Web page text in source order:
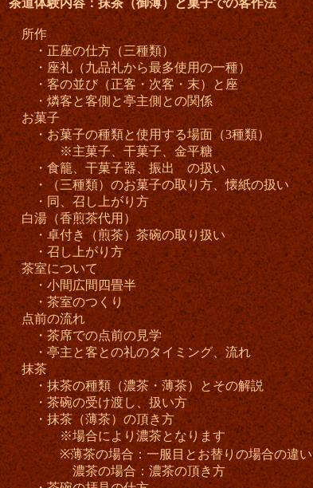
所作
・正座の仕方（三種類）
・座礼（九品礼から最多使用の一種）
・客の並び（正客・次客・末）と座
・燐客と客側と亭主側との関係
お菓子
・お菓子の種類と使用する場面（3種類）
※主菓子、干菓子、金平糖
・食籠、干菓子器、振出 の扱い
・（三種類）のお菓子の取り方、懐紙の扱い
・同、召し上がり方
白湯（香煎茶代用）
・卓付き（煎茶）茶碗の取り扱い
・召し上がり方
茶室について
・小間広間四畳半
・茶室のつくり
点前の流れ
・茶席での点前の見学
・亭主と客との礼のタイミング、流れ
抹茶
・抹茶の種類（濃茶・薄茶）とその解説
・茶碗の受け渡し、扱い方
・抹茶（薄茶）の頂き方
※場合により濃茶となります
※薄茶の場合：一服目とお替りの場合の違い
濃茶の場合：濃茶の頂き方